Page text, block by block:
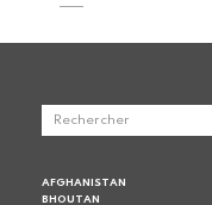
AFGHANISTAN
BHOUTAN